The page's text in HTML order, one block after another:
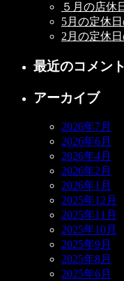
５月の店休
5月の定休
2月の定休
最近のコメント
アーカイブ
2026年7月
2026年6月
2026年4月
2026年2月
2026年1月
2025年12月
2025年11月
2025年10月
2025年9月
2025年8月
2025年6月